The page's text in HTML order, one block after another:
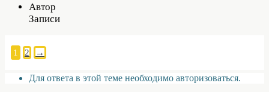
Автор
Записи
1 2 →
Для ответа в этой теме необходимо авторизоваться.